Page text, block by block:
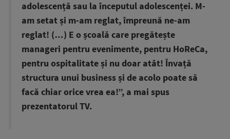
adolescență sau la începutul adolescenței. M-
am setat și m-am reglat, împreună ne-am
reglat! (…) E o școală care pregătește
manageri pentru evenimente, pentru HoReCa,
pentru ospitalitate și nu doar atât! Învață
structura unui business și de acolo poate să
facă chiar orice vrea ea!”, a mai spus
prezentatorul TV.